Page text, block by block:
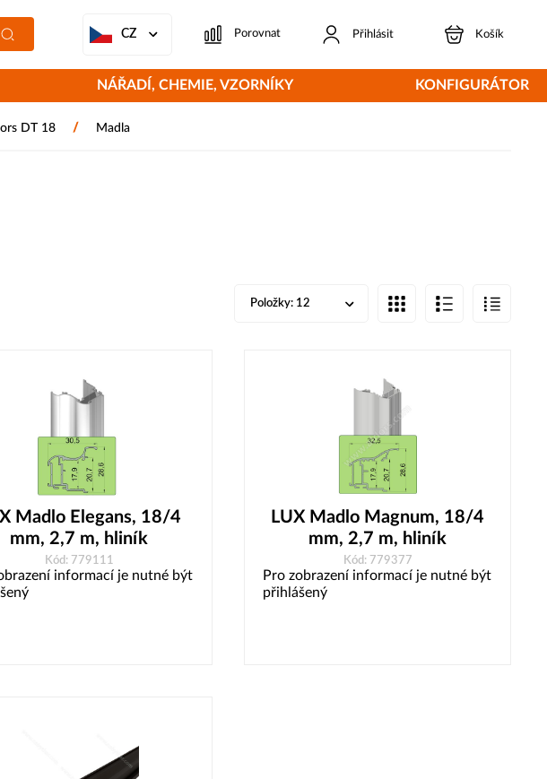
CZ Porovnat Přihlásit Košík
NÁŘADÍ, CHEMIE, VZORNÍKY KONFIGURÁTOR
DT 18 / Madla
Položky: 12
Madlo Elegans, 18/4
mm, 2,7 m, hliník
Kód: 779111
informací je nutné být
LUX Madlo Magnum, 18/4
mm, 2,7 m, hliník
Kód: 779377
Pro zobrazení informací je nutné být
přihlášený